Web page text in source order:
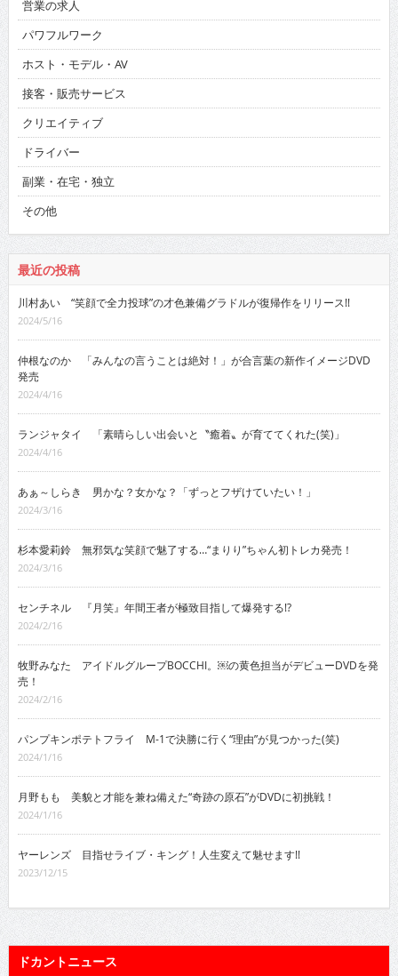
営業の求人
パワフルワーク
ホスト・モデル・AV
接客・販売サービス
クリエイティブ
ドライバー
副業・在宅・独立
その他
最近の投稿
川村あい “笑顔で全力投球”の才色兼備グラドルが復帰作をリリース!!
2024/5/16
仲根なのか 「みんなの言うことは絶対！」が合言葉の新作イメージDVD
発売
2024/4/16
ランジャタイ 「素晴らしい出会いと〝癒着〟が育ててくれた(笑)」
2024/4/16
あぁ～しらき 男かな？女かな？「ずっとフザけていたい！」
2024/3/16
杉本愛莉鈴 無邪気な笑顔で魅了する…“まりり”ちゃん初トレカ発売！
2024/3/16
センチネル 『月笑』年間王者が極致目指して爆発する!?
2024/2/16
牧野みなた アイドルグループBOCCHI。￼の黄色担当がデビューDVDを発
売！
2024/2/16
パンプキンポテトフライ M-1で決勝に行く“理由”が見つかった(笑)
2024/1/16
月野もも 美貌と才能を兼ね備えた“奇跡の原石”がDVDに初挑戦！
2024/1/16
ヤーレンズ 目指せライブ・キング！人生変えて魅せます!!
2023/12/15
ドカントニュース